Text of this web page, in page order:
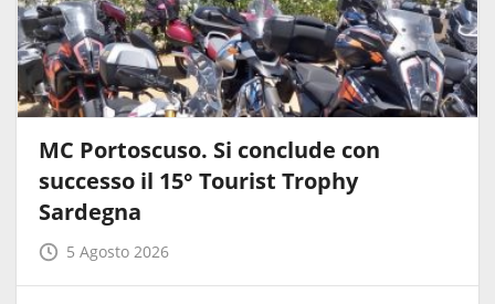
MC Portoscuso. Si conclude con
successo il 15° Tourist Trophy
Sardegna
5 Agosto 2026